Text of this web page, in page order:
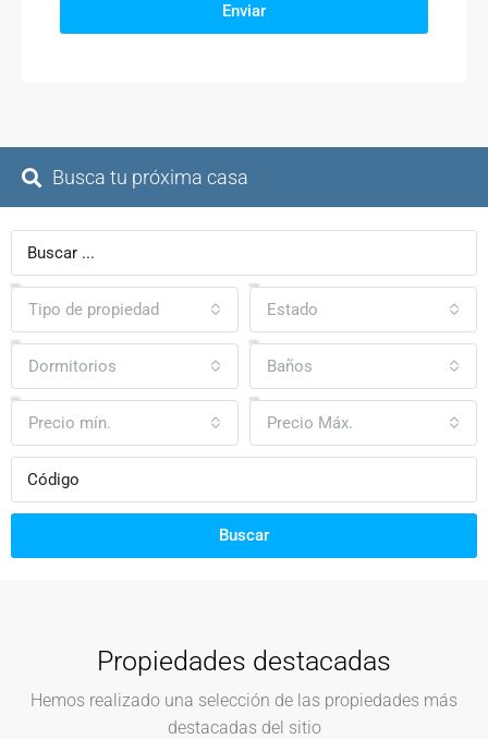
Enviar
Busca tu próxima casa
Tipo de propiedad Estado
Dormitorios Baños
Precio mín. Precio Máx.
Buscar
Propiedades destacadas
Hemos realizado una selección de las propiedades más
destacadas del sitio